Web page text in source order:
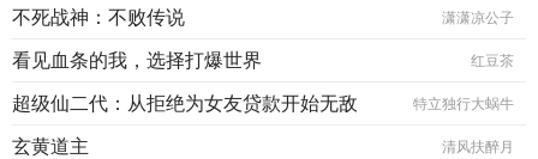
不死战神：不败传说 潇潇凉公子
看见血条的我，选择打爆世界 红豆茶
超级仙二代：从拒绝为女友贷款开始无敌 特立独行大蜗牛
玄黄道主 清风扶醉月